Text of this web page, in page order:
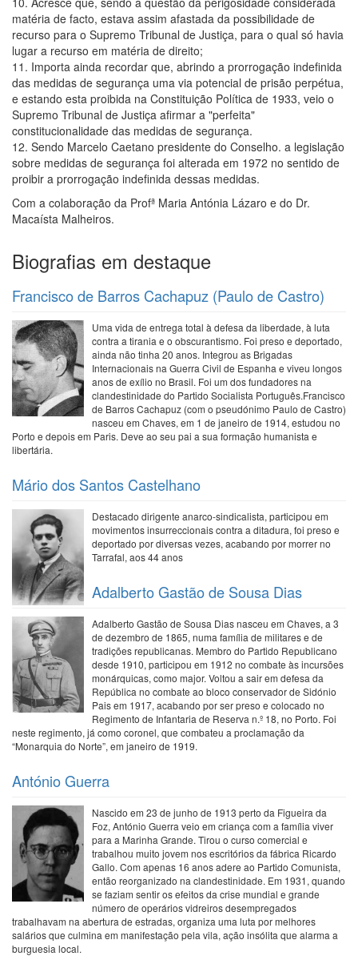
matéria de facto, estava assim afastada da possibilidade de
recurso para o Supremo Tribunal de Justiça, para o qual só havia
lugar a recurso em matéria de direito;
11. Importa ainda recordar que, abrindo a prorrogação indefinida
das medidas de segurança uma via potencial de prisão perpétua,
e estando esta proibida na Constituição Política de 1933, veio o
Supremo Tribunal de Justiça afirmar a "perfeita"
constitucionalidade das medidas de segurança.
12. Sendo Marcelo Caetano presidente do Conselho. a legislação
sobre medidas de segurança foi alterada em 1972 no sentido de
proibir a prorrogação indefinida dessas medidas.
Com a colaboração da Profª Maria Antónia Lázaro e do Dr.
Macaísta Malheiros.
Biografias em destaque
Francisco de Barros Cachapuz (Paulo de Castro)
Uma vida de entrega total à defesa da liberdade, à luta
contra a tirania e o obscurantismo. Foi preso e deportado,
ainda não tinha 20 anos. Integrou as Brigadas
Internacionais na Guerra Civil de Espanha e viveu longos
anos de exílio no Brasil. Foi um dos fundadores na
clandestinidade do Partido Socialista Português.Francisco
de Barros Cachapuz (com o pseudónimo Paulo de Castro)
nasceu em Chaves, em 1 de janeiro de 1914, estudou no
Porto e depois em Paris. Deve ao seu pai a sua formação humanista e
libertária.
Mário dos Santos Castelhano
Destacado dirigente anarco-sindicalista, participou em
movimentos insurreccionais contra a ditadura, foi preso e
deportado por diversas vezes, acabando por morrer no
Tarrafal, aos 44 anos
Adalberto Gastão de Sousa Dias
Adalberto Gastão de Sousa Dias nasceu em Chaves, a 3
de dezembro de 1865, numa família de militares e de
tradições republicanas. Membro do Partido Republicano
desde 1910, participou em 1912 no combate às incursões
monárquicas, como major. Voltou a sair em defesa da
República no combate ao bloco conservador de Sidónio
Pais em 1917, acabando por ser preso e colocado no
Regimento de Infantaria de Reserva n.º 18, no Porto. Foi
neste regimento, já como coronel, que combateu a proclamação da
“Monarquia do Norte”, em janeiro de 1919.
António Guerra
Nascido em 23 de junho de 1913 perto da Figueira da
Foz, António Guerra veio em criança com a família viver
para a Marinha Grande. Tirou o curso comercial e
trabalhou muito jovem nos escritórios da fábrica Ricardo
Gallo. Com apenas 16 anos adere ao Partido Comunista,
então reorganizado na clandestinidade. Em 1931, quando
se faziam sentir os efeitos da crise mundial e grande
número de operários vidreiros desempregados
trabalhavam na abertura de estradas, organiza uma luta por melhores
salários que culmina em manifestação pela vila, ação insólita que alarma a
burguesia local.